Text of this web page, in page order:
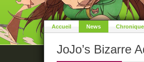
Accueil News
JoJo’s Bizarre